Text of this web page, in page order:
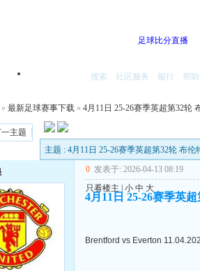
足球比分直播
首页 搜索 社区服务 银行 帮助
» 最新足球赛事下载 » 4月11日 25-26赛季英超第32轮
主题
主题 : 4月11日 25-26赛季英超第32轮 布
0 发表于: 2026-04-13 08:19
只看楼主
小 中 大
4月11日 25-26赛季英
Brentford vs Everton